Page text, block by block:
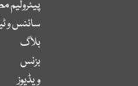
سائنس و
بلاگ
بزنس
ویڈیوز